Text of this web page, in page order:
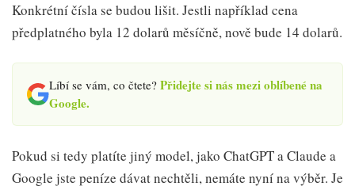
Konkrétní čísla se budou lišit. Jestli například cena
předplatného byla 12 dolarů měsíčně, nově bude 14 dolarů.
Líbí se vám, co čtete? Přidejte si nás mezi oblíbené na
Google.
Pokud si tedy platíte jiný model, jako ChatGPT a Claude a
Google jste peníze dávat nechtěli, nemáte nyní na výběr. Je